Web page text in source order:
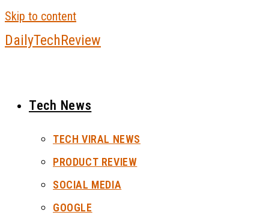
Skip to content
DailyTechReview
Tech News
TECH VIRAL NEWS
PRODUCT REVIEW
SOCIAL MEDIA
GOOGLE